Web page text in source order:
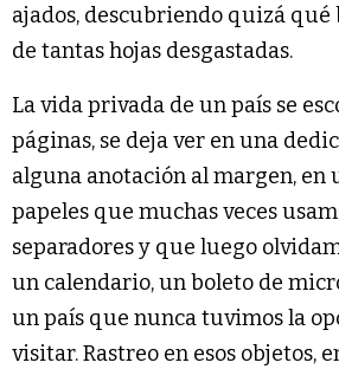
ajados, descubriendo quizá qué
de tantas hojas desgastadas.
La vida privada de un país se
páginas, se deja ver en una
alguna anotación al margen, en
papeles que muchas veces
separadores y que luego
un calendario, un boleto de
un país que nunca tuvimos la
visitar. Rastreo en esos objetos,